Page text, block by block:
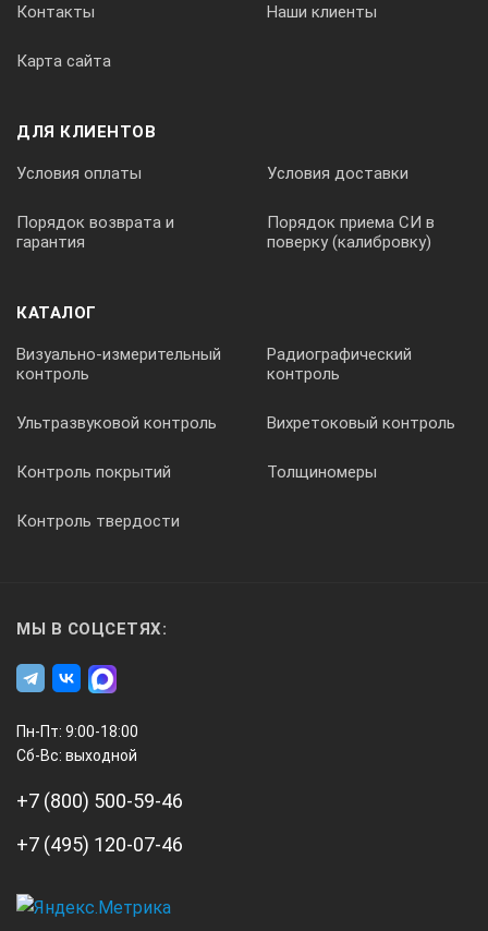
Контакты Наши клиенты
Карта сайта
ДЛЯ КЛИЕНТОВ
Условия оплаты Условия доставки
Порядок возврата и
гарантия
Порядок приема СИ в
поверку (калибровку)
КАТАЛОГ
Визуально-измерительный
контроль
Радиографический
контроль
Ультразвуковой контроль Вихретоковый контроль
Контроль покрытий Толщиномеры
Контроль твердости
МЫ В СОЦСЕТЯХ:
Пн-Пт: 9:00-18:00
Сб-Вс: выходной
+7 (800) 500-59-46
+7 (495) 120-07-46